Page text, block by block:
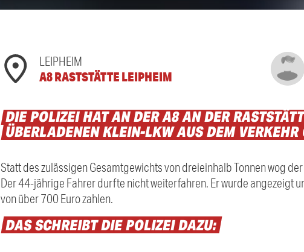
LEIPHEIM
A8 RASTSTÄTTE LEIPHEIM
DIEPOLIZEIHATANDERA8ANDER
ÜBERLADENENKLEIN-LKWAUSDEM VERKEHR
Statt des zulässigen Gesamtgewichts von dreieinhalb Tonnen wog
Der 44-jährige Fahrer durfte nicht weiterfahren. Er wurde angezeigt
von über 700 Euro zahlen.
DASSCHREIBTDIEPOLIZEIDAZU: